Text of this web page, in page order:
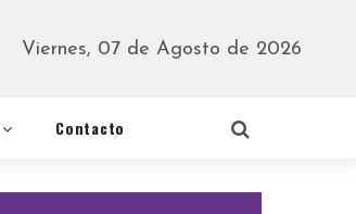
Viernes, 07 de Agosto de 2026
Contacto